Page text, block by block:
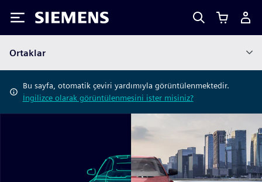
Siemens
Ortaklar
Bu sayfa, otomatik çeviri yardımıyla görüntülenmektedir.
İngilizce olarak görüntülenmesini ister misiniz?